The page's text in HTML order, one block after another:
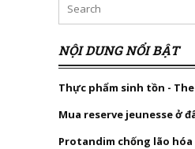
NỘI DUNG NỔI BẬT
Thực phẩm sinh tồn -
Mua reserve jeunesse ở
Protandim chống lão hóa